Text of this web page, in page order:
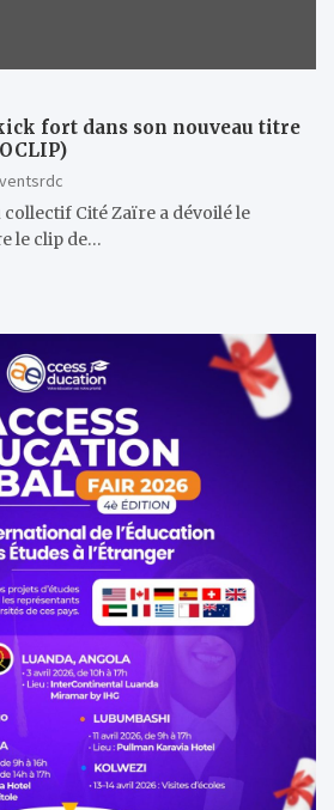
fort dans son nouveau titre
Cité Zaïre a dévoilé le
le clip de…